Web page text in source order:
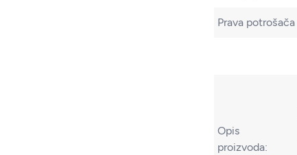
Prava potrošača
Opis
proizvoda: